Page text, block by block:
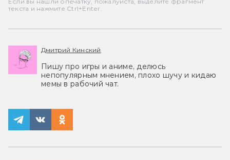
текста и нажмите Ctrl+Enter.
Дмитрий Кинский
Пишу про игры и аниме, делюсь
непопулярным мнением, плохо шучу и кидаю
мемы в рабочий чат.